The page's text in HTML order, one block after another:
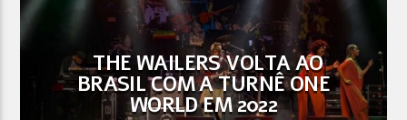
THE WAILERS VOLTA AO
BRASIL COM A TURNÊ ONE
WORLD EM 2022